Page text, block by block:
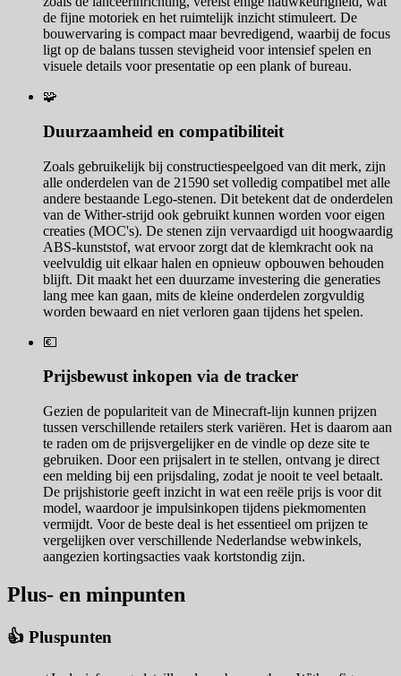
de fijne motoriek en het ruimtelijk inzicht stimuleert. De
bouwervaring is compact maar bevredigend, waarbij de focus
ligt op de balans tussen stevigheid voor intensief spelen en
visuele details voor presentatie op een plank of bureau.
🧩
Duurzaamheid en compatibiliteit
Zoals gebruikelijk bij constructiespeelgoed van dit merk, zijn
alle onderdelen van de 21590 set volledig compatibel met alle
andere bestaande Lego-stenen. Dit betekent dat de onderdelen
van de Wither-strijd ook gebruikt kunnen worden voor eigen
creaties (MOC's). De stenen zijn vervaardigd uit hoogwaardig
ABS-kunststof, wat ervoor zorgt dat de klemkracht ook na
veelvuldig uit elkaar halen en opnieuw opbouwen behouden
blijft. Dit maakt het een duurzame investering die generaties
lang mee kan gaan, mits de kleine onderdelen zorgvuldig
worden bewaard en niet verloren gaan tijdens het spelen.
💶
Prijsbewust inkopen via de tracker
Gezien de populariteit van de Minecraft-lijn kunnen prijzen
tussen verschillende retailers sterk variëren. Het is daarom aan
te raden om de prijsvergelijker en de vindle op deze site te
gebruiken. Door een prijsalert in te stellen, ontvang je direct
een melding bij een prijsdaling, zodat je nooit te veel betaalt.
De prijshistorie geeft inzicht in wat een reële prijs is voor dit
model, waardoor je impulsinkopen tijdens piekmomenten
vermijdt. Voor de beste deal is het essentieel om prijzen te
vergelijken over verschillende Nederlandse webwinkels,
aangezien kortingsacties vaak kortstondig zijn.
Plus- en minpunten
👍 Pluspunten